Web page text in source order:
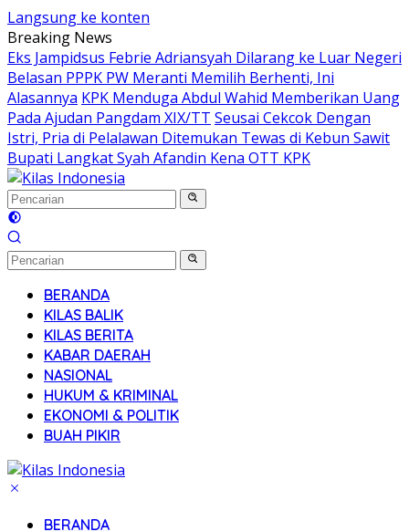
Langsung ke konten
Breaking News
Eks Jampidsus Febrie Adriansyah Dilarang ke Luar Negeri
Belasan PPPK PW Meranti Memilih Berhenti, Ini
Alasannya KPK Menduga Abdul Wahid Memberikan Uang
Pada Ajudan Pangdam XIX/TT Seusai Cekcok Dengan
Istri, Pria di Pelalawan Ditemukan Tewas di Kebun Sawit
Bupati Langkat Syah Afandin Kena OTT KPK
BERANDA
KILAS BALIK
KILAS BERITA
KABAR DAERAH
NASIONAL
HUKUM & KRIMINAL
EKONOMI & POLITIK
BUAH PIKIR
BERANDA